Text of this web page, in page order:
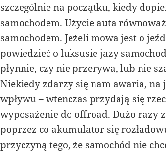
szczególnie na początku, kiedy
samochodem. Użycie auta
samochodem. Jeżeli mowa jest o
powiedzieć o luksusie jazy
płynnie, czy nie przerywa, lub nie
Niekiedy zdarzy się nam awaria, na
wpływu – wtenczas przydają się
wyposażenie do offroad. Dużo razy
poprzez co akumulator się
przyczyną tego, że samochód nie